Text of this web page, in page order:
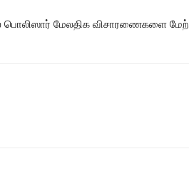
பொலிஸார் மேலதிக விசாரணைகளை